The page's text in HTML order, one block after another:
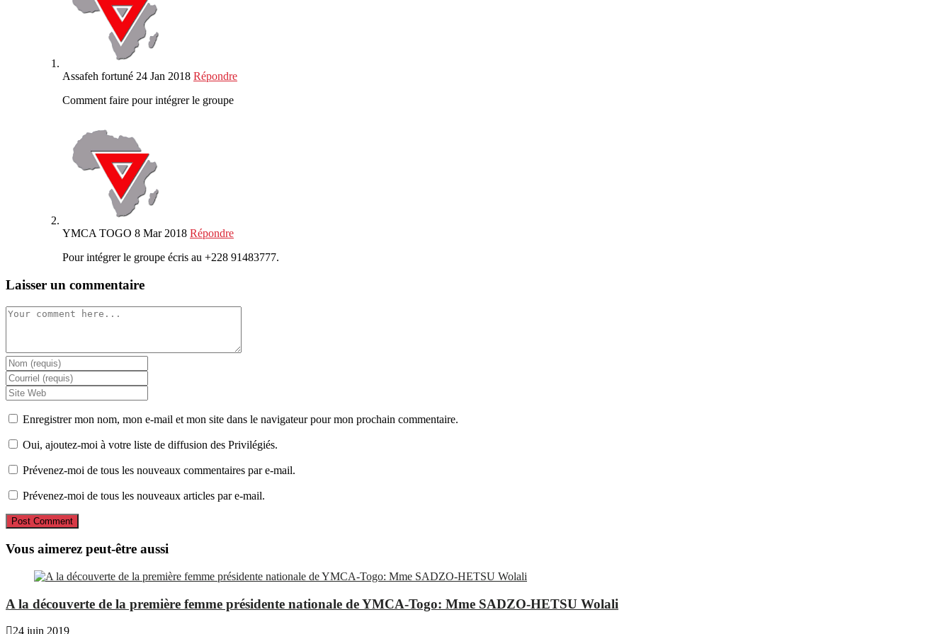
Assafeh fortuné 24 Jan 2018 Répondre
Comment faire pour intégrer le groupe
YMCA TOGO 8 Mar 2018 Répondre
Pour intégrer le groupe écris au +228 91483777.
Laisser un commentaire
Enregistrer mon nom, mon e-mail et mon site dans le navigateur pour mon prochain commentaire.
Oui, ajoutez-moi à votre liste de diffusion des Privilégiés.
Prévenez-moi de tous les nouveaux commentaires par e-mail.
Prévenez-moi de tous les nouveaux articles par e-mail.
Vous aimerez peut-être aussi
A la découverte de la première femme présidente nationale de YMCA-Togo: Mme SADZO-HETSU Wolali
24 juin 2019